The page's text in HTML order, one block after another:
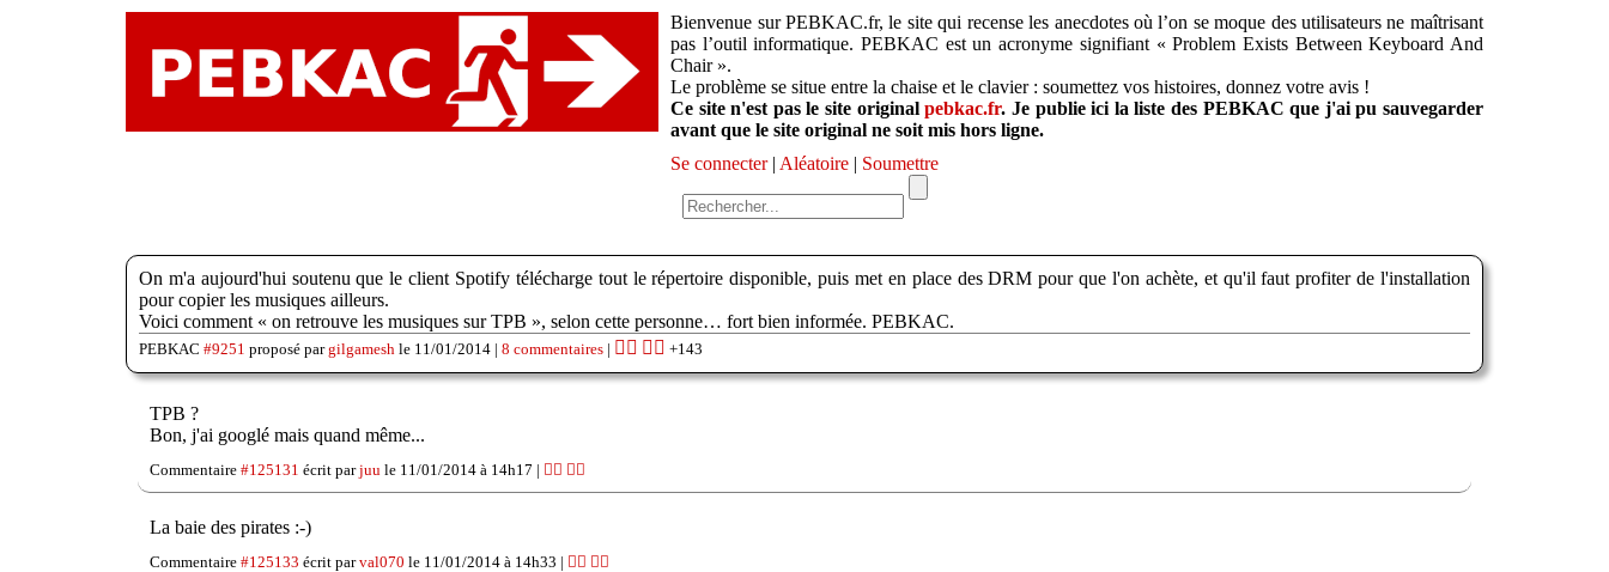
Bienvenue sur PEBKAC.fr, le site qui recense les anecdotes où l’on se moque des utilisateurs ne maîtrisant
pas l’outil informatique. PEBKAC est un acronyme signifiant « Problem Exists Between Keyboard And
Chair ».
Le problème se situe entre la chaise et le clavier : soumettez vos histoires, donnez votre avis !
Ce site n'est pas le site originalpebkac.fr. Je publie ici la liste des PEBKAC que j'ai pu sauvegarder
avant que le site original ne soit mis hors ligne.
Se connecter| Aléatoire | Soumettre
On m'a aujourd'hui soutenu que le client Spotify télécharge tout le répertoire disponible, puis met en place des DRM pour que l'on achète, et qu'il faut profiter de l'installation
pour copier les musiques ailleurs.
Voici comment « on retrouve les musiques sur TPB », selon cette personne… fort bien informée. PEBKAC.
PEBKAC#9251 proposé pargilgamesh le 11/01/2014 |8 commentaires | 👍🏽 👎🏽 +143
TPB ?
Bon, j'ai googlé mais quand même...
Commentaire#125131 écrit parjuu le 11/01/2014 à 14h17 | 👍🏽 👎🏽
La baie des pirates :-)
Commentaire#125133 écrit parval070 le 11/01/2014 à 14h33 | 👍🏽 👎🏽